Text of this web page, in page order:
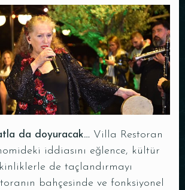
da doyuracak… Villa Restoran
iddiasını eğlence, kültür
de taçlandırmayı
bahçesinde ve fonksiyonel
Rezervasyonu